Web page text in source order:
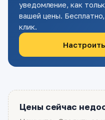
уведомление, как
вашей цены.
клик.
Цены сейчас